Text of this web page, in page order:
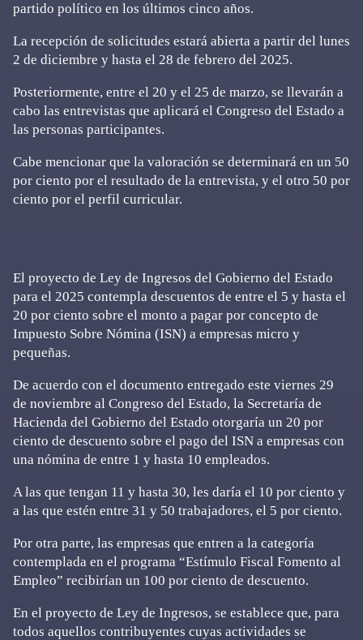
partido político en los últimos cinco años.
La recepción de solicitudes estará abierta a partir del lunes
2 de diciembre y hasta el 28 de febrero del 2025.
Posteriormente, entre el 20 y el 25 de marzo, se llevarán a
cabo las entrevistas que aplicará el Congreso del Estado a
las personas participantes.
Cabe mencionar que la valoración se determinará en un 50
por ciento por el resultado de la entrevista, y el otro 50 por
ciento por el perfil curricular.
El proyecto de Ley de Ingresos del Gobierno del Estado
para el 2025 contempla descuentos de entre el 5 y hasta el
20 por ciento sobre el monto a pagar por concepto de
Impuesto Sobre Nómina (ISN) a empresas micro y
pequeñas.
De acuerdo con el documento entregado este viernes 29
de noviembre al Congreso del Estado, la Secretaría de
Hacienda del Gobierno del Estado otorgaría un 20 por
ciento de descuento sobre el pago del ISN a empresas con
una nómina de entre 1 y hasta 10 empleados.
A las que tengan 11 y hasta 30, les daría el 10 por ciento y
a las que estén entre 31 y 50 trabajadores, el 5 por ciento.
Por otra parte, las empresas que entren a la categoría
contemplada en el programa “Estímulo Fiscal Fomento al
Empleo” recibirían un 100 por ciento de descuento.
En el proyecto de Ley de Ingresos, se establece que, para
todos aquellos contribuyentes cuyas actividades se